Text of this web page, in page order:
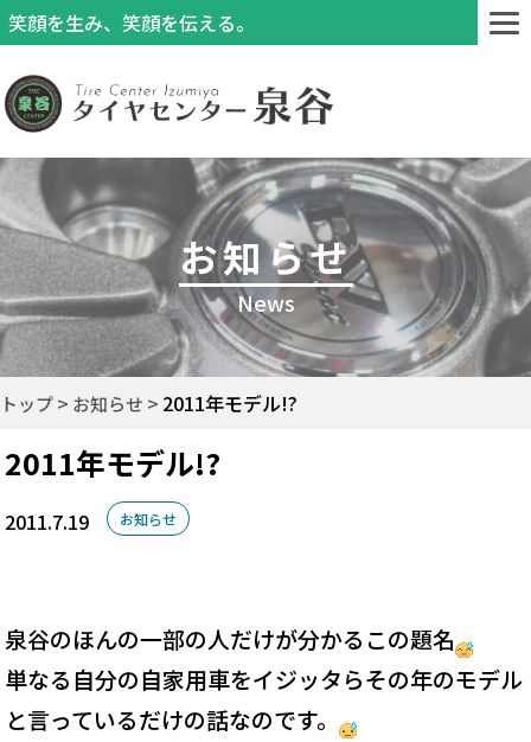
笑顔を生み、笑顔を伝える。
お知らせ
News
トップ お知らせ 2011年モデル!?
2011年モデル!?
2011.7.19 お知らせ
泉谷のほんの一部の人だけが分かるこの題名
単なる自分の自家用車をイジッタらその年のモデル
と言っているだけの話なのです。